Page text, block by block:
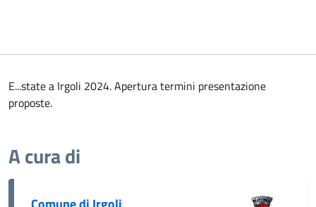
E...state a Irgoli 2024. Apertura termini presentazione
proposte.
A cura di